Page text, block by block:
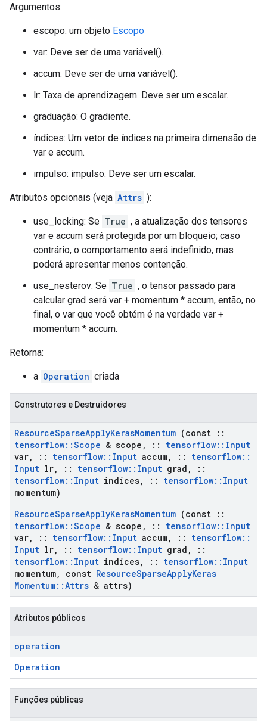
Argumentos:
escopo: um objeto Escopo
var: Deve ser de uma variável().
accum: Deve ser de uma variável().
lr: Taxa de aprendizagem. Deve ser um escalar.
graduação: O gradiente.
índices: Um vetor de índices na primeira dimensão de
var e accum.
impulso: impulso. Deve ser um escalar.
Atributos opcionais (veja Attrs ):
use_locking: Se True , a atualização dos tensores
var e accum será protegida por um bloqueio; caso
contrário, o comportamento será indefinido, mas
poderá apresentar menos contenção.
use_nesterov: Se True , o tensor passado para
calcular grad será var + momentum * accum, então, no
final, o var que você obtém é na verdade var +
momentum * accum.
Retorna:
a Operation criada
Construtores e Destruidores
ResourceSparseApplyKerasMomentum (const ::
tensorflow::Scope & scope , :: tensorflow:: Input
var, :: tensorflow:: Input accum, :: tensorflow::
Input lr, :: tensorflow:: Input grad ,
::
tensorflow:: Input indices, :: tensorflow:: Input
momentum)
ResourceSparseApplyKerasMomentum (const ::
tensorflow::Scope & scope , :: tensorflow:: Input
var, :: tensorflow:: Input accum, :: tensorflow::
Input lr, :: tensorflow:: Input grad ,
::
tensorflow:: Input indices, :: tensorflow:: Input
momentum, const ResourceSparseApplyKeras
Momentum::Attrs & attrs)
Atributos públicos
operation
Operation
Funções públicas